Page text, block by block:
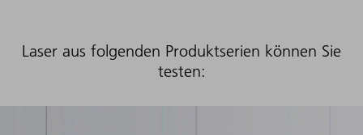
Laser aus folgenden Produktserien können Sie
testen: